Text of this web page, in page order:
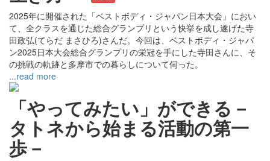
2025年に開催された「ベストボディ・ジャパン日本大会」におい
て、全クラスを通じた総合グランプリという快挙を成し遂げた寺
田政弘(てらだ まさひろ)さんだ。今回は、ベストボディ・ジャパ
ン2025日本大会総合グランプリの栄冠を手にした寺田さんに、そ
の挑戦の軌跡と多摩市での暮らしについて伺った。
...read more
「やってみたい」ができる－
タトネから始まる活動の第一
歩－